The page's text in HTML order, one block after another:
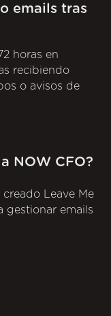
emails tras
horas en
recibiendo
o avisos de
NOW CFO?
Leave Me
gestionar emails